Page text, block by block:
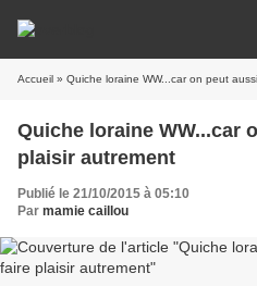
Accueil » Quiche loraine WW...car on peut
Quiche loraine WW...car
plaisir autrement
Publié le 21/10/2015 à 05:10
Par mamie caillou